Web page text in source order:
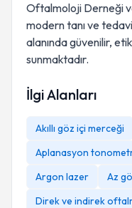
Oftalmoloji Derneği
modern tanı ve
alanında güvenilir,
sunmaktadır.
İlgi Alanları
Akıllı göz içi merceği
Aplanasyon
Argon lazer
Az
Direk ve indirek